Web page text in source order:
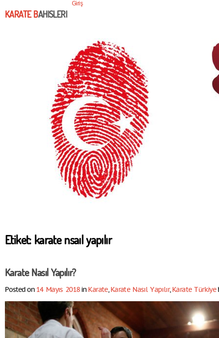
KARATE BAHISLERI
Giriş
Etiket: karate nsaıl yapılır
Karate Nasıl Yapılır?
Posted on 14 Mayıs 2018in Karate,Karate Nasıl Yapılır,Karate Türkiye